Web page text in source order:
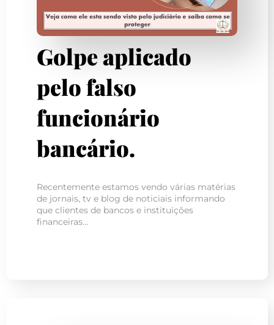
Golpe aplicado
pelo falso
funcionário
bancário.
Recentemente estamos vendo várias matérias
de jornais, tv e blog de noticiais informando
que clientes de bancos e instituições
financeiras…